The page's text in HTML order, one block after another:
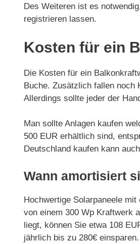
Des Weiteren ist es
registrieren lassen.
Kosten für ein
Die Kosten für ein
Buche. Zusätzlich fallen noch
Allerdings sollte jeder der
Man sollte Anlagen kaufen
500 EUR erhältlich sind,
Deutschland kaufen kann
Wann amortisiert
Hochwertige Solarpaneele
von einem 300 Wp Kraftwerk
liegt, können Sie etwa 108
jährlich bis zu 280€